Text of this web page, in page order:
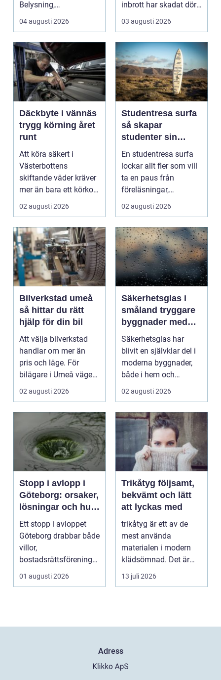
Belysning,
värmepumpar,
kylanläg...
04 augusti 2026
inbrott har skadat dörr
och karm,...
03 augusti 2026
Däckbyte i vännäs
trygg körning året
runt
Att köra säkert i
Västerbottens
skiftande väder kräver
mer än bara ett körkort
och en pålitlig bil. ...
02 augusti 2026
Studentresa surfa
så skapar
studenter sin
ultimata paus från
plugget
En studentresa surfa
lockar allt fler som vill
ta en paus från
föreläsningar,
tentaplugg och sena
02 augusti 2026
Bilverkstad umeå
så hittar du rätt
hjälp för din bil
Att välja bilverkstad
handlar om mer än
pris och läge. För
bilägare i Umeå väger
trygghet, tillgängl...
02 augusti 2026
Säkerhetsglas i
småland tryggare
byggnader med
smarta
glaslösningar
Säkerhetsglas har
blivit en självklar del i
moderna byggnader,
både i hem och
offentliga miljöer. I ...
02 augusti 2026
Stopp i avlopp i
Göteborg: orsaker,
lösningar och hur
problem kan
undvikas
Ett stopp i avloppet
Göteborg drabbar både
villor,
bostadsrättsföreningar
och h...
01 augusti 2026
Trikåtyg följsamt,
bekvämt och lätt
att lyckas med
trikåtyg är ett av de
mest använda
materialen i modern
klädsömnad. Det är
mjukt, elastiskt och
formb...
13 juli 2026
Adress